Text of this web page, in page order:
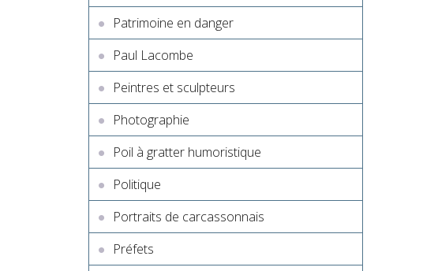
Patrimoine en danger
Paul Lacombe
Peintres et sculpteurs
Photographie
Poil à gratter humoristique
Politique
Portraits de carcassonnais
Préfets